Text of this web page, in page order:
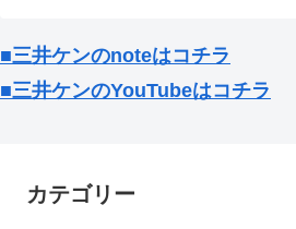
■三井ケンのnoteはコチラ
■三井ケンのYouTubeはコチラ
カテゴリー